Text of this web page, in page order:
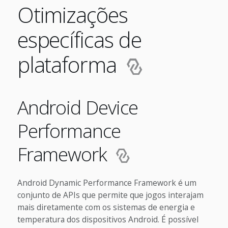
Otimizações
específicas de
plataforma
Android Device
Performance
Framework
Android Dynamic Performance Framework é um
conjunto de APIs que permite que jogos interajam
mais diretamente com os sistemas de energia e
temperatura dos dispositivos Android. É possível